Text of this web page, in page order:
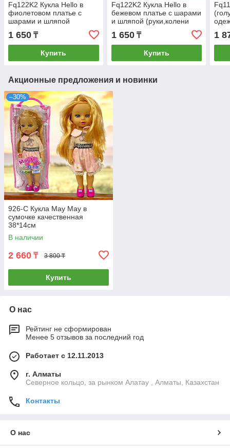
Fq122K2 Кукла Hello в
фиолетовом платье с
шарами и шляпой
(руки,колени сгибаются)
32х16см
1 650 ₸
Купить
Fq122K2 Кукла Hello в
бежевом платье с шарами
и шляпой (руки,колени
сгибаются) 32х16см
1 650₸
Купить
1
Акционные предложения и новинки
–30%
926-C Кукла May May в
сумочке качественная
38*14см
В наличии
2 660 ₸ 3 800 ₸
Купить
О нас
Рейтинг не сформирован
Менее 5 отзывов за последний год
Работает с 12.11.2013
г. Алматы
Северное кольцо, за рынком Алатау , Алматы, Казахстан
Контакты
О нас